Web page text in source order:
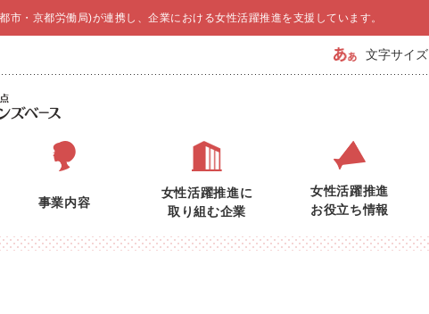
市・京都労働局)が連携し、企業における女性活躍推進を支援しています。
文字サイズ
事業内容
女性活躍推進に
取り組む企業
女性活躍推進
お役立ち情報